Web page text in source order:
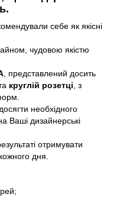
себе як якісні
чудовою якістю
, представлений досить
круглій розетці, з
необхідного
Ваші дизайнерські
отримувати
дня.